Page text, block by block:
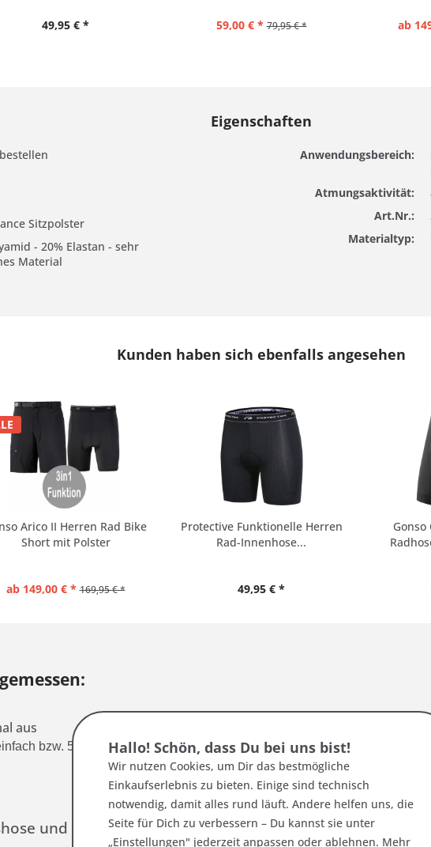
49,95 € * 59,00 € * 79,95 € * ab
Eigenschaften
Sitzpolster
- 20% Elastan - sehr
Material
Anwendungsbereich:
Atmungsaktivität:
Art.Nr.:
Materialtyp:
Kunden haben sich ebenfalls angesehen
Arico II Herren Rad Bike
Short mit Polster
ab 149,00 € * 169,95 € *
Protective Funktionelle Herren
Rad-Innenhose...
49,95 € *
aus
bzw. 54 cm als Umfang
und vergleiche die Abmessungen mit dieser Tabelle
Hallo! Schön, dass Du bei uns bist!
Wir nutzen Cookies, um Dir das bestmögliche
Einkaufserlebnis zu bieten. Einige sind technisch
notwendig, damit alles rund läuft. Andere helfen uns, die
Seite für Dich zu verbessern – Du kannst sie unter
„Einstellungen" jederzeit anpassen oder ablehnen. Mehr